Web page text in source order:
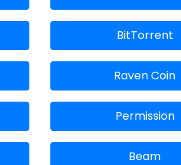
BitTorrent
Raven Coin
Permission
Beam